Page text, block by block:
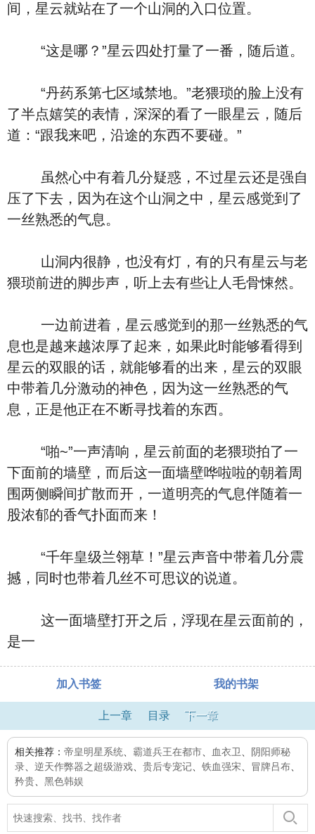
间，星云就站在了一个山洞的入口位置。
“这是哪？”星云四处打量了一番，随后道。
“丹药系第七区域禁地。”老猥琐的脸上没有
了半点嬉笑的表情，深深的看了一眼星云，随后
道：“跟我来吧，沿途的东西不要碰。”
虽然心中有着几分疑惑，不过星云还是强自
压了下去，因为在这个山洞之中，星云感觉到了
一丝熟悉的气息。
山洞内很静，也没有灯，有的只有星云与老
猥琐前进的脚步声，听上去有些让人毛骨悚然。
一边前进着，星云感觉到的那一丝熟悉的气
息也是越来越浓厚了起来，如果此时能够看得到
星云的双眼的话，就能够看的出来，星云的双眼
中带着几分激动的神色，因为这一丝熟悉的气
息，正是他正在不断寻找着的东西。
“啪~”一声清响，星云前面的老猥琐拍了一
下面前的墙壁，而后这一面墙壁哗啦啦的朝着周
围两侧瞬间扩散而开，一道明亮的气息伴随着一
股浓郁的香气扑面而来！
“千年皇级兰翎草！”星云声音中带着几分震
撼，同时也带着几丝不可思议的说道。
这一面墙壁打开之后，浮现在星云面前的，
是一
加入书签 我的书架
上一章 目录 下一章
相关推荐： 帝皇明星系统 霸道兵王在都市 血衣卫
阴阳师秘
录
逆天作弊器之超级游戏 贵后专宠记 铁血强宋 冒牌吕布
矜贵
黑色韩娱